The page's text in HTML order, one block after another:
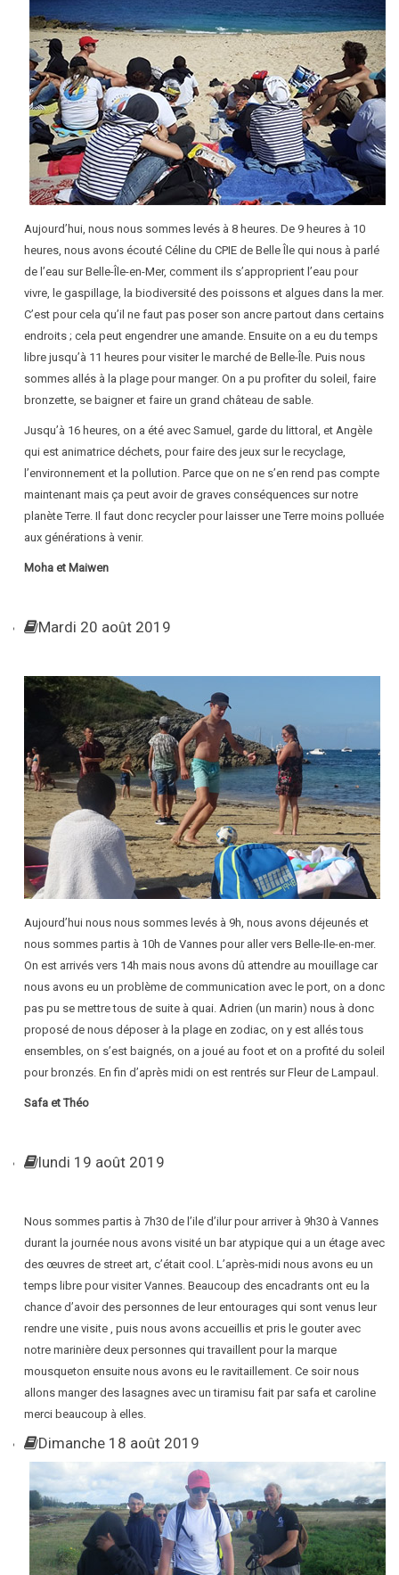
Aujourd’hui, nous nous sommes levés à 8 heures. De 9 heures à 10
heures, nous avons écouté Céline du CPIE de Belle Île qui nous à parlé
de l’eau sur Belle-Île-en-Mer, comment ils s’approprient l’eau pour
vivre, le gaspillage, la biodiversité des poissons et algues dans la mer.
C’est pour cela qu’il ne faut pas poser son ancre partout dans certains
endroits ; cela peut engendrer une amande. Ensuite on a eu du temps
libre jusqu’à 11 heures pour visiter le marché de Belle-Île. Puis nous
sommes allés à la plage pour manger. On a pu profiter du soleil, faire
bronzette, se baigner et faire un grand château de sable.
Jusqu’à 16 heures, on a été avec Samuel, garde du littoral, et Angèle
qui est animatrice déchets, pour faire des jeux sur le recyclage,
l’environnement et la pollution. Parce que on ne s’en rend pas compte
maintenant mais ça peut avoir de graves conséquences sur notre
planète Terre. Il faut donc recycler pour laisser une Terre moins polluée
aux générations à venir.
Moha et Maiwen
Mardi 20 août 2019
Aujourd’hui nous nous sommes levés à 9h, nous avons déjeunés et
nous sommes partis à 10h de Vannes pour aller vers Belle-Ile-en-mer.
On est arrivés vers 14h mais nous avons dû attendre au mouillage car
nous avons eu un problème de communication avec le port, on a donc
pas pu se mettre tous de suite à quai. Adrien (un marin) nous à donc
proposé de nous déposer à la plage en zodiac, on y est allés tous
ensembles, on s’est baignés, on a joué au foot et on a profité du soleil
pour bronzés. En fin d’après midi on est rentrés sur Fleur de Lampaul.
Safa et Théo
lundi 19 août 2019
Nous sommes partis à 7h30 de l’ile d’ilur pour arriver à 9h30 à Vannes
durant la journée nous avons visité un bar atypique qui a un étage avec
des œuvres de street art, c’était cool. L’après-midi nous avons eu un
temps libre pour visiter Vannes. Beaucoup des encadrants ont eu la
chance d’avoir des personnes de leur entourages qui sont venus leur
rendre une visite , puis nous avons accueillis et pris le gouter avec
notre marinière deux personnes qui travaillent pour la marque
mousqueton ensuite nous avons eu le ravitaillement. Ce soir nous
allons manger des lasagnes avec un tiramisu fait par safa et caroline
merci beaucoup à elles.
Dimanche 18 août 2019